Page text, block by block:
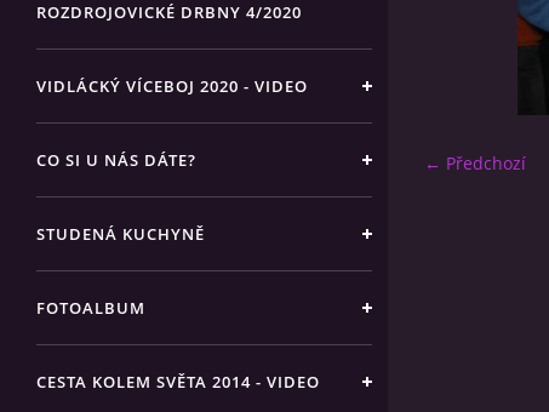
ROZDROJOVICKÉ DRBNY 4/2020
VIDLÁCKÝ VÍCEBOJ 2020 - VIDEO
CO SI U NÁS DÁTE?
STUDENÁ KUCHYNĚ
FOTOALBUM
CESTA KOLEM SVĚTA 2014 - VIDEO
← Předchozí